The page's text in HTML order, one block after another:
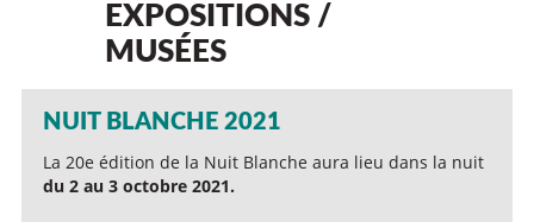
EXPOSITIONS /
MUSÉES
NUIT BLANCHE 2021
La 20e édition de la Nuit Blanche aura lieu dans la nuit
du 2 au 3 octobre 2021.